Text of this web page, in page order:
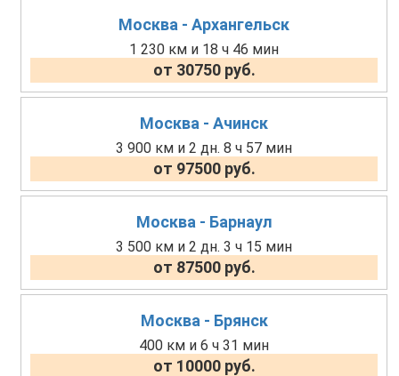
Москва - Архангельск
1 230 км и 18 ч 46 мин
от 30750 руб.
Москва - Ачинск
3 900 км и 2 дн. 8 ч 57 мин
от 97500 руб.
Москва - Барнаул
3 500 км и 2 дн. 3 ч 15 мин
от 87500 руб.
Москва - Брянск
400 км и 6 ч 31 мин
от 10000 руб.